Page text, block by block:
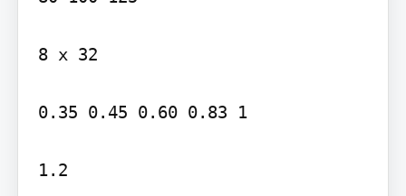
8 x 32
0.35 0.45 0.60 0.83 1
1.2